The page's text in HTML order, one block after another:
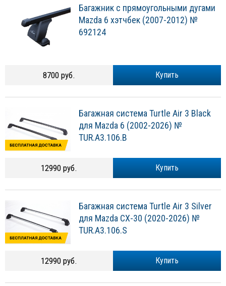
Багажник с прямоугольными дугами
Mazda 6 хэтчбек (2007-2012) №
692124
Купить
8700 руб.
Багажная система Turtle Air 3 Black
для Mazda 6 (2002-2026) №
TUR.A3.106.B
Купить
12990 руб.
Багажная система Turtle Air 3 Silver
для Mazda CX-30 (2020-2026) №
TUR.A3.106.S
Купить
12990 руб.